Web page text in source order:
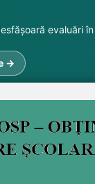
evaluări
→